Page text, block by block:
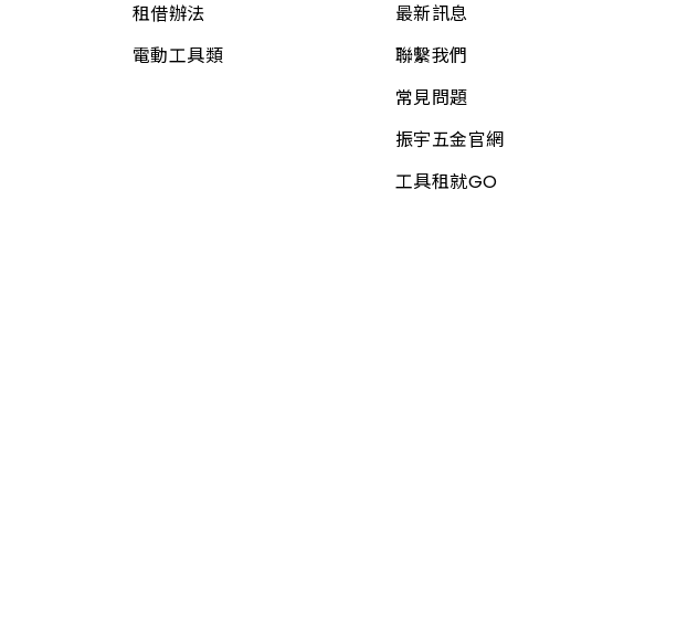
租借辦法
電動工具類
最新訊息
聯繫我們
常見問題
振宇五金官網
工具租就GO